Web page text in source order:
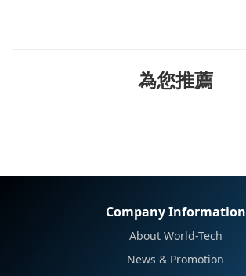
為您推薦
Company Information
About World-Tech
News & Promotion